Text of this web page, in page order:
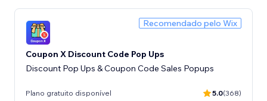
Recomendado pelo Wix
Coupon X Discount Code Pop Ups
Discount Pop Ups & Coupon Code Sales Popups
Plano gratuito disponível 5.0(368)